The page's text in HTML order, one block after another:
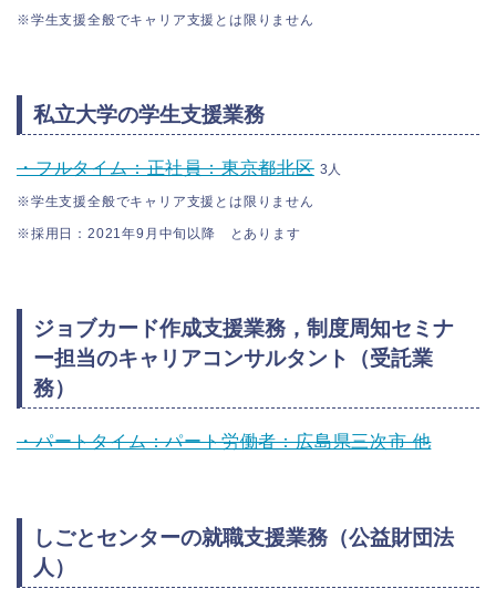
※学生支援全般でキャリア支援とは限りません
私立大学の学生支援業務
・フルタイム：正社員：東京都北区 3人
※学生支援全般でキャリア支援とは限りません
※採用日：2021年9 月中旬以降 とあります
ジョブカード作成支援業務，制度周知セミナ
ー担当のキャリアコンサルタント（受託業
務）
・パートタイム：パート労働者：広島県三次市 他
しごとセンターの就職支援業務（公益財団法
人）